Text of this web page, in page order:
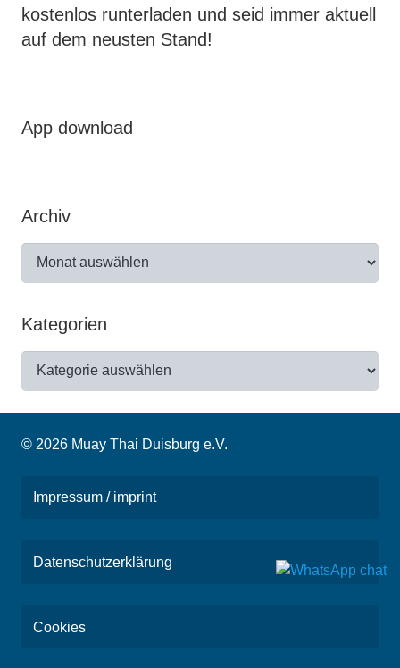
kostenlos runterladen und seid immer aktuell
auf dem neusten Stand!
App download
Archiv
Kategorien
© 2026 Muay Thai Duisburg e.V.
Impressum / imprint
Datenschutzerklärung
Cookies